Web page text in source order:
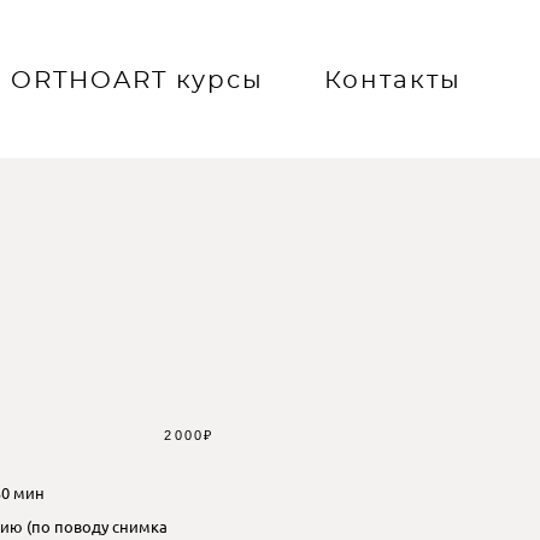
ORTHOART курсы Контакты
ORTHOART курсы Контакты
2000₽
мин
(по поводу снимка